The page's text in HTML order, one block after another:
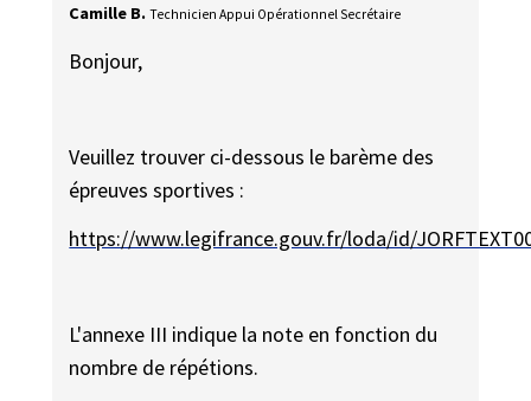
Camille B. Technicien Appui Opérationnel Secrétaire
Bonjour,
Veuillez trouver ci-dessous le barème des
épreuves sportives :
https://www.legifrance.gouv.fr/loda/id/
L'annexe III indique la note en fonction du
nombre de répétions.